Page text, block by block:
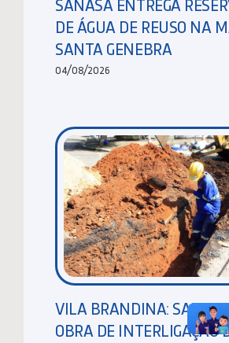
DE ÁGUA DE REUSO NA
SANTA GENEBRA
04/08/2026
VILA BRANDINA:
OBRA DE INTERLIGAÇÃO